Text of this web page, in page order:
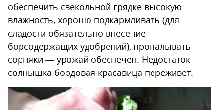
обеспечить свекольной грядке высокую
влажность, хорошо подкармливать (для
сладости обязательно внесение
борсодержащих удобрений), пропалывать
сорняки — урожай обеспечен. Недостаток
солнышка бордовая красавица переживет.